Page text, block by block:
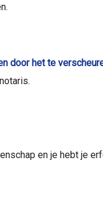
door het te
en je hebt je